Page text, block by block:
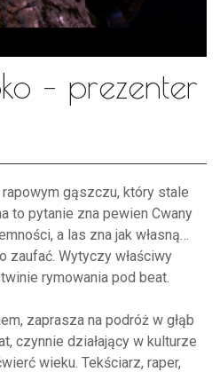
– prezenter
gąszczu, który stale
to pytanie zna pewien Cwany
a las zna jak własną…
zaufać. Wytyczy właściwy
rymowania pod beat.
zaprasza na podróż w głąb
czynnie działający w kulturze
wieku. Tekściarz, raper,